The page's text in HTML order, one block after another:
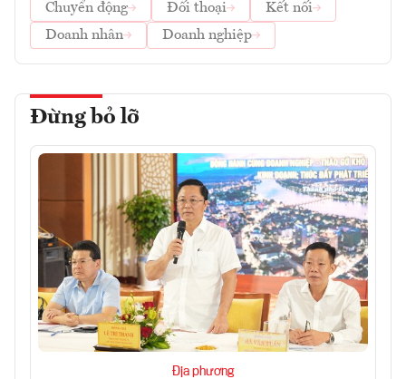
Chuyển động
Đối thoại
Kết nối
Doanh nhân
Doanh nghiệp
Đừng bỏ lỡ
Địa phương